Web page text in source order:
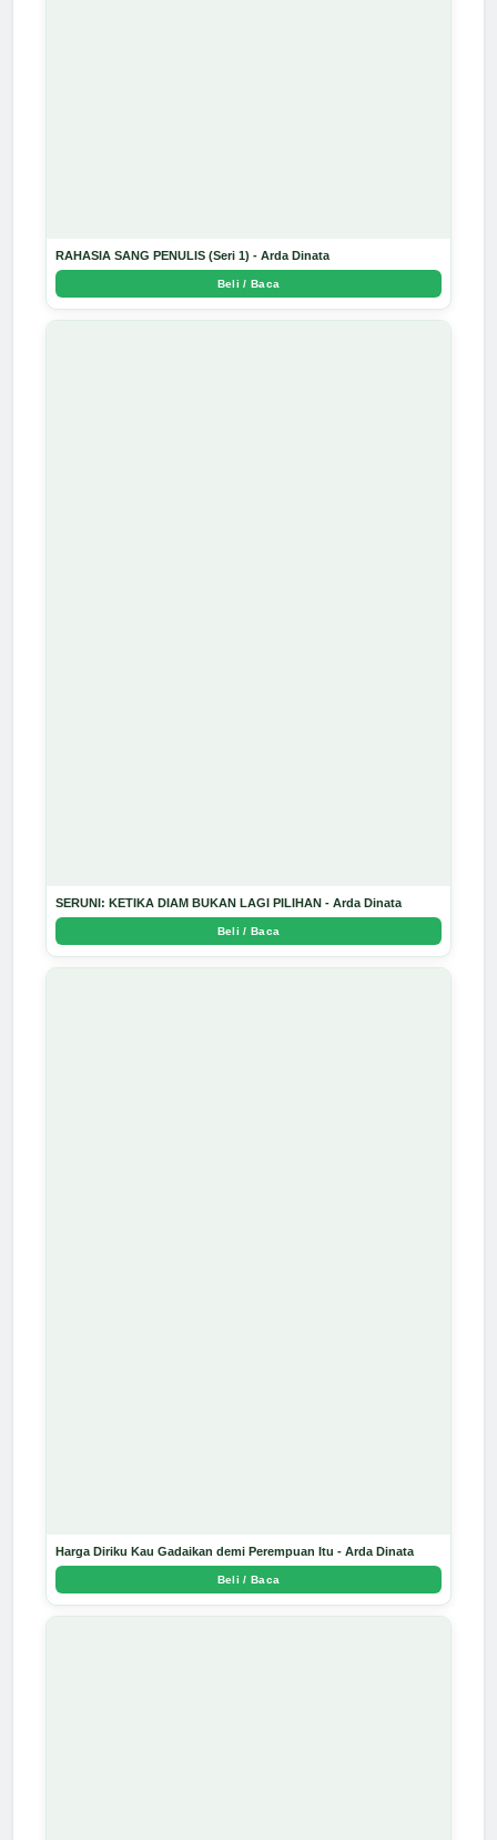
RAHASIA SANG PENULIS (Seri 1) - Arda Dinata
Beli / Baca
SERUNI: KETIKA DIAM BUKAN LAGI PILIHAN - Arda Dinata
Beli / Baca
Harga Diriku Kau Gadaikan demi Perempuan Itu - Arda Dinata
Beli / Baca